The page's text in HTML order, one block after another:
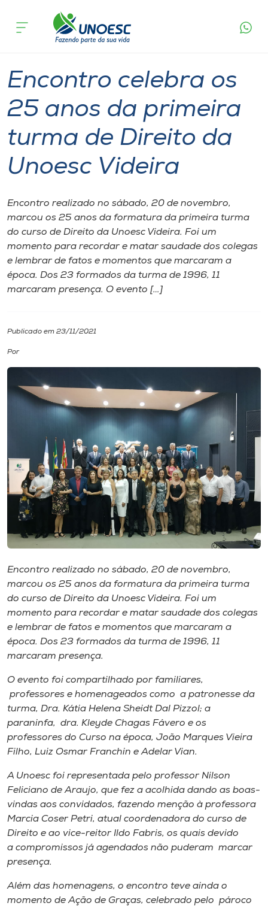
Cursos
Pesquisa
Atendimento ao Estudante
Portal de Ensino
A
Internacionalização
I.nova
Diplomados
Cultura
CPA
Biblioteca
Editora
Rádio
Museu
Store
o idioma
A+
A-
acontece
Encontro celebra os
25 anos da primeira
turma de Direito da
Unoesc Videira
Encontro realizado no sábado, 20 de novembro,
marcou os 25 anos da formatura da primeira turma
do curso de Direito da Unoesc Videira. Foi um
momento para recordar e matar saudade dos colegas
e lembrar de fatos e momentos que marcaram a
época. Dos 23 formados da turma de 1996, 11
marcaram presença. O evento […]
Publicado em 23/11/2021
Por
Encontro realizado no sábado, 20 de novembro,
marcou os 25 anos da formatura da primeira turma
do curso de Direito da Unoesc Videira. Foi um
momento para recordar e matar saudade dos colegas
e lembrar de fatos e momentos que marcaram a
época. Dos 23 formados da turma de 1996, 11
marcaram presença.
O evento foi compartilhado por familiares,
professores e homenageados como a patronesse da
turma, Dra. Kátia Helena Sheidt Dal Pizzol; a
paraninfa, dra. Kleyde Chagas Fávero e os
professores do Curso na época, João Marques Vieira
Filho, Luiz Osmar Franchin e Adelar Vian.
A Unoesc foi representada pelo professor Nilson
Feliciano de Araujo, que fez a acolhida dando as boas-
vindas aos convidados, fazendo menção à professora
Marcia Coser Petri, atual coordenadora do curso de
Direito e ao vice-reitor Ildo Fabris, os quais devido
a compromissos já agendados não puderam marcar
presença.
Além das homenagens, o encontro teve ainda o
momento de Ação de Graças, celebrado pelo pároco